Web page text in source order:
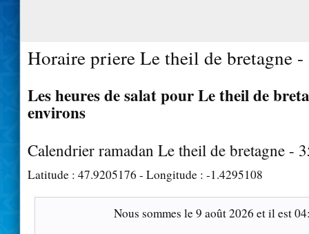
Horaire priere Le theil de bretagne
Les heures de salat pour Le theil de
environs
Calendrier ramadan Le theil de bretagne -
Latitude : 47.9205176 - Longitude : -1.4295108
Nous sommes le9 août 2026 et il est